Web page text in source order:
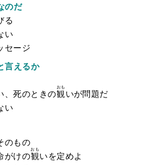
のだ
る
い
セージ
言えるか
、死のときの観
おも
いが問題だ
い
のもの
がけの観
おも
いを定めよ